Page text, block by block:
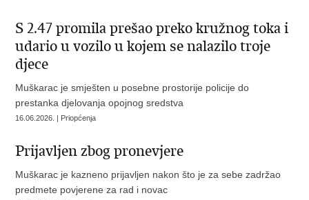
S 2.47 promila prešao preko kružnog toka i
udario u vozilo u kojem se nalazilo troje
djece
Muškarac je smješten u posebne prostorije policije do
prestanka djelovanja opojnog sredstva
16.06.2026. | Priopćenja
Prijavljen zbog pronevjere
Muškarac je kazneno prijavljen nakon što je za sebe zadržao
predmete povjerene za rad i novac